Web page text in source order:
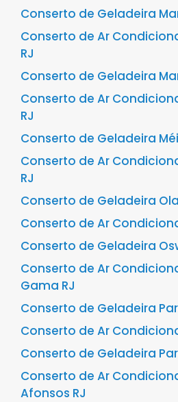
Conserto de Geladeira
Conserto de Ar
RJ
Conserto de Geladeira
Conserto de Ar
RJ
Conserto de Geladeira
Conserto de Ar
RJ
Conserto de Geladeira
Conserto de Ar
Conserto de Geladeira
Conserto de Ar
Gama RJ
Conserto de Geladeira
Conserto de Ar
Conserto de Geladeira
Conserto de Ar
Afonsos RJ